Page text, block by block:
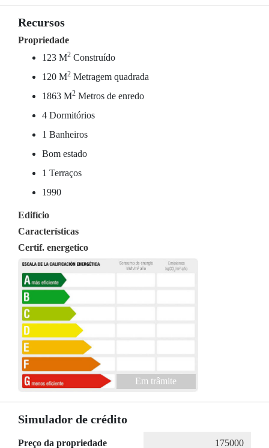
Recursos
Propriedade
123 M2 Construído
120 M2 Metragem quadrada
1863 M2 Metros de enredo
4 Dormitórios
1 Banheiros
Bom estado
1 Terraços
1990
Edifício
Características
Certif. energetico
Em trâmite
Simulador de crédito
Preço da propriedade